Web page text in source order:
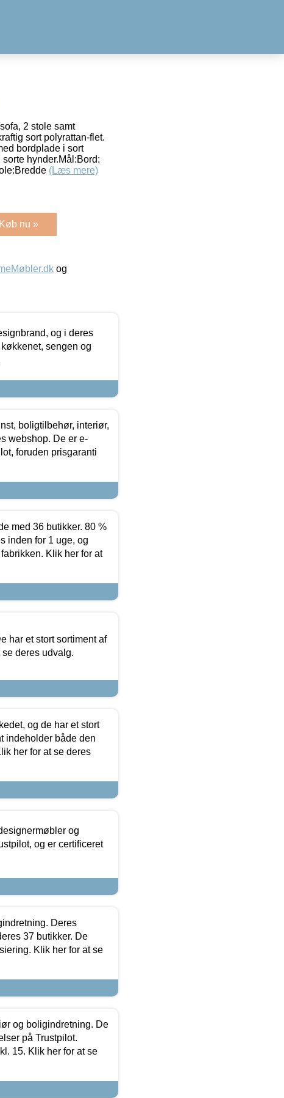
2 stole samt
sort polyrattan-flet.
bordplade i sort
hynder.Mål:Bord:
(Læs mere)
Køb nu »
og
og i deres
sengen og
boligtilbehør, interiør,
webshop. De er e-
foruden prisgaranti
med 36 butikker. 80 %
inden for 1 uge, og
Klik her for at
har et stort sortiment af
deres udvalg.
og de har et stort
indeholder både den
her for at se deres
og
og er certificeret
Deres
37 butikker. De
Klik her for at se
og boligindretning. De
på Trustpilot.
15. Klik her for at se